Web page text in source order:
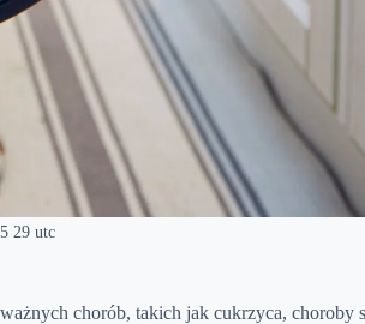
29 utc
chorób, takich jak cukrzyca, choroby